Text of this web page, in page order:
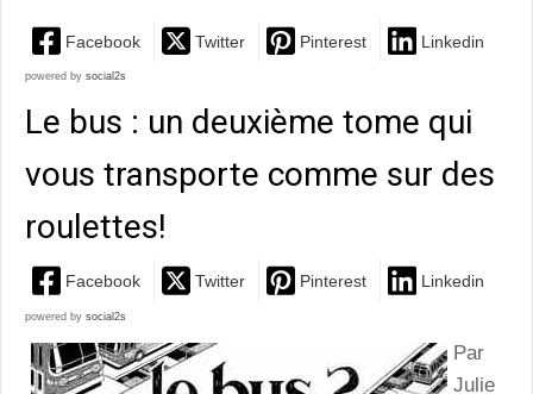
Facebook Twitter Pinterest Linkedin
powered by social2s
Le bus : un deuxième tome qui
vous transporte comme sur des
roulettes!
Facebook Twitter Pinterest Linkedin
powered by social2s
Par
Julie